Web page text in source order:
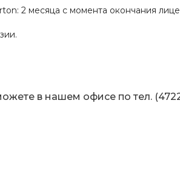
2 месяца с момента окончания
в нашем офисе по тел.